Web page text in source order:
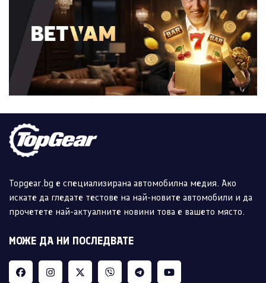
Topgear.bg е специализирана автомобилна медия. Ако
искате да гледате тестове на най-новите автомобили и да
прочетете най-актуалните новини това е вашето място.
МОЖЕ ДА НИ ПОСЛЕДВАТЕ